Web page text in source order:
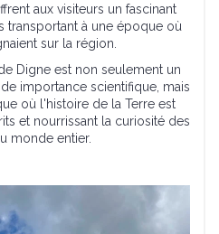
aux visiteurs un fascinant
transportant à une époque où
sur la région.
Digne est non seulement un
importance scientifique, mais
où l'histoire de la Terre est
et nourrissant la curiosité des
monde entier.